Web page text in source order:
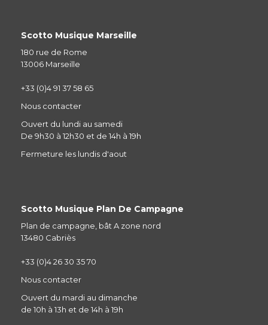
Scotto Musique Marseille
180 rue de Rome
13006 Marseille
+33 (0)4 91 37 58 65
Nous contacter
Ouvert du lundi au samedi
De 9h30 à 12h30 et de 14h à 19h
Fermeture les lundis d'aout
Scotto Musique Plan De Campagne
Plan de campagne, bât A zone nord
13480 Cabriès
+33 (0)4 26 30 35 70
Nous contacter
Ouvert du mardi au dimanche
de 10h à 13h et de 14h à 19h